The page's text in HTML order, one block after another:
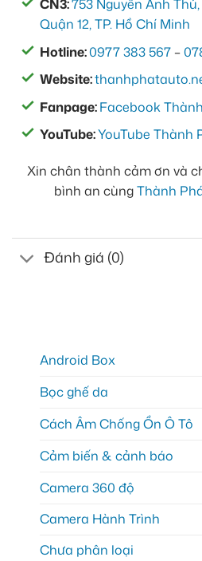
CN3:753 Nguyễn Ảnh
Quận 12, TP. Hồ Chí Minh
Hotline:0977 383 567 –
Website:
Fanpage:Facebook
YouTube:YouTube Thành
Xin chân thành cảm ơn và
bình an cùngThành
Đánh giá (0)
Android Box
Bọc ghế da
Cách Âm Chống Ồn Ô Tô
Cảm biến & cảnh báo
Camera 360 độ
Camera Hành Trình
Chưa phân loại